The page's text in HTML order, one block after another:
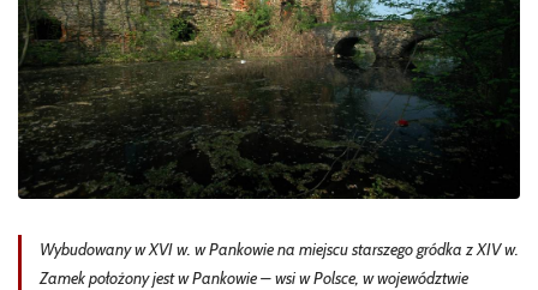
Wybudowany w XVI w. w Pankowie na miejscu starszego gródka z XIV w.
Zamek położony jest w Pankowie – wsi w Polsce, w województwie